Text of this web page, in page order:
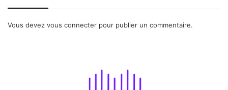
Vous devez vous connecter pour publier un commentaire.